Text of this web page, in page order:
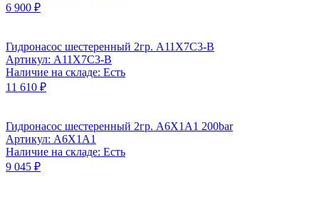
6 900 ₽
Гидронасос шестеренный 2гр. A11X7C3-B
Артикул: A11X7C3-B
Наличие на складе: Есть
11 610 ₽
Гидронасос шестеренный 2гр. A6Х1А1 200bar
Артикул: A6Х1А1
Наличие на складе: Есть
9 045 ₽